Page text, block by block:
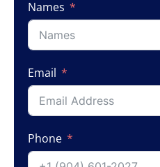
Names
Email
Phone